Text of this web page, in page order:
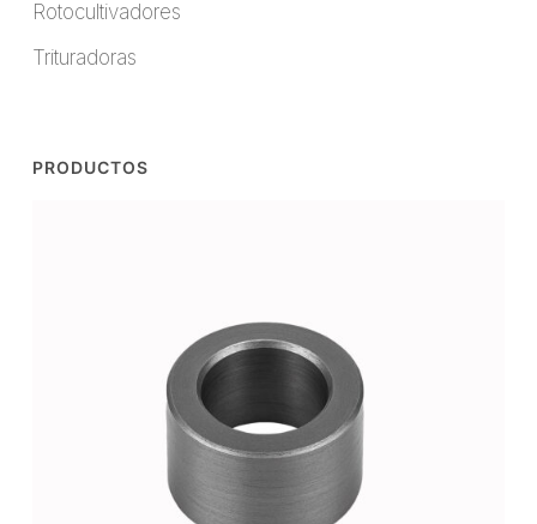
Rotocultivadores
Trituradoras
PRODUCTOS